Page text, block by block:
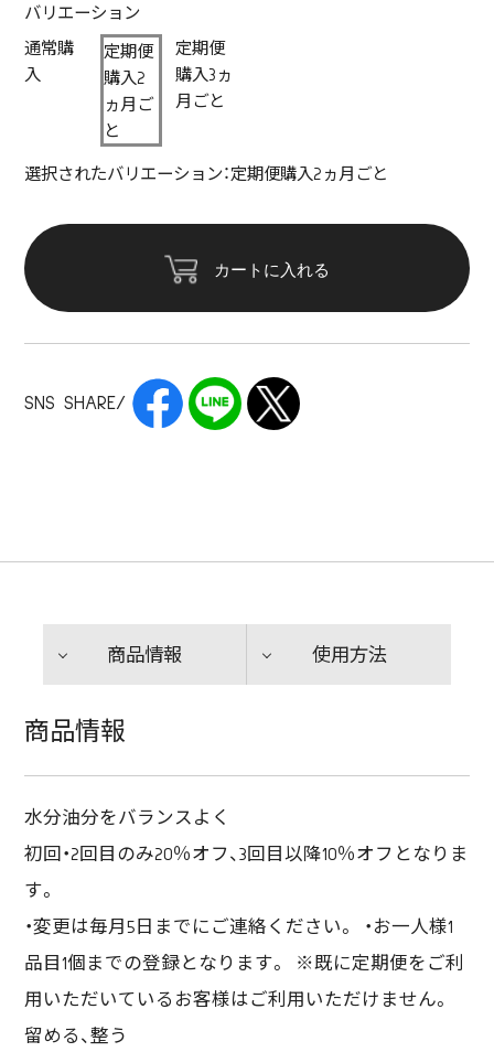
バリエーション
通常購
入
定期便
購入2
ヵ月ご
と
定期便
購入3ヵ
月ごと
選択されたバリエーション：定期便購入2ヵ月ごと
カートに入れる
SNS SHARE/
商品情報 使用方法
商品情報
水分油分をバランスよく
初回・2回目のみ20％オフ、3回目以降10％オフとなりま
す。
・変更は毎月5日までにご連絡ください。 ・お一人様1
品目1個までの登録となります。 ※既に定期便をご利
用いただいているお客様はご利用いただけません。
留める、整う